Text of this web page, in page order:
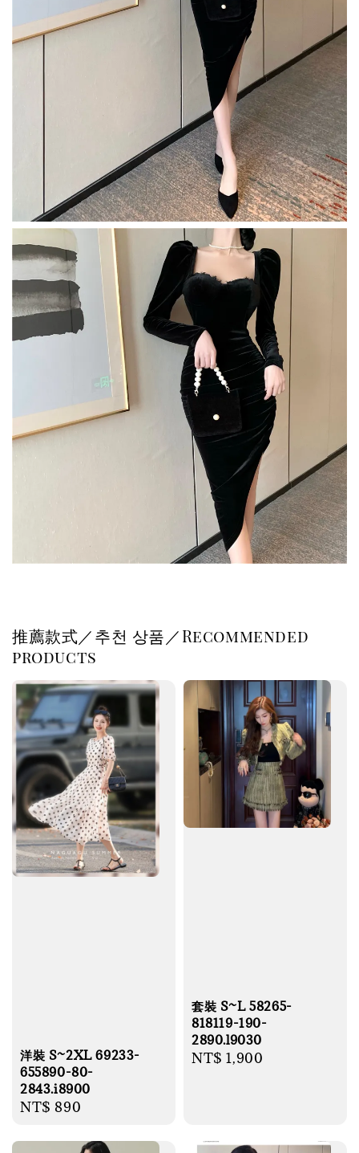
推薦款式／추천 상품／Recommended
products
洋裝 S~2XL 69233-
655890-80-
2843.i8900
Regular
NT$ 890
套裝 S~L 58265-
818119-190-
2890.l9030
Regular
NT$ 1,900